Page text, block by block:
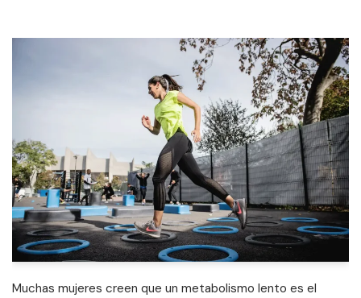
Muchas mujeres creen que un metabolismo lento es el